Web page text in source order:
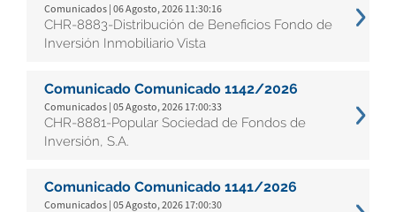
Comunicados | 06 Agosto, 2026 11:30:16
CHR-8883-Distribución de Beneficios Fondo de
Inversión Inmobiliario Vista
Comunicado Comunicado 1142/2026
Comunicados | 05 Agosto, 2026 17:00:33
CHR-8881-Popular Sociedad de Fondos de
Inversión, S.A.
Comunicado Comunicado 1141/2026
Comunicados | 05 Agosto, 2026 17:00:30